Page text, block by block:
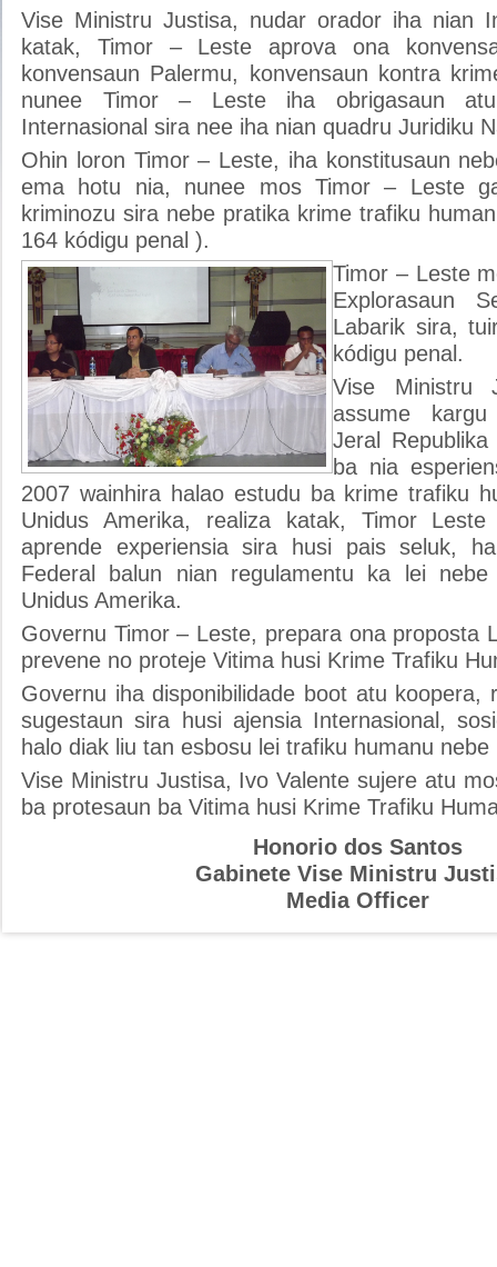
Vise Ministru Justisa, nudar orador iha nian
katak, Timor – Leste aprova ona
konvensaun Palermu, konvensaun kontra
nunee Timor – Leste iha obrigasaun
Internasional sira nee iha nian quadru Juridiku
Ohin loron Timor – Leste, iha konstitusaun
ema hotu nia, nunee mos Timor – Leste
kriminozu sira nebe pratika krime trafiku
164 kódigu penal ).
Timor – Leste
Explorasaun
Labarik sira,
kódigu penal.
Vise Ministru
assume
Jeral
ba nia
2007 wainhira halao estudu ba krime trafiku
Unidus Amerika, realiza katak, Timor
aprende experiensia sira husi pais seluk,
Federal balun nian regulamentu ka lei
Unidus Amerika.
Governu Timor – Leste, prepara ona proposta
prevene no proteje Vitima husi Krime Trafiku
Governu iha disponibilidade boot atu koopera,
sugestaun sira husi ajensia Internasional,
halo diak liu tan esbosu lei trafiku humanu nebe
Vise Ministru Justisa, Ivo Valente sujere atu
ba protesaun ba Vitima husi Krime Trafiku
Honorio dos Santos
Gabinete Vise Ministru
Media Officer